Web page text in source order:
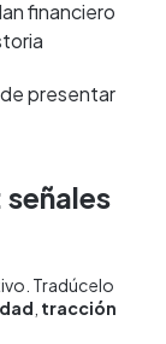
financiero
presentar
Tradúcelo
tracción